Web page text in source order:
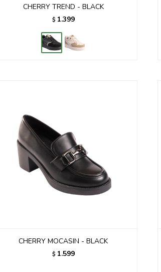
CHERRY TREND - BLACK
$ 1.399
CHERRY MOCASIN - BLACK
$ 1.599